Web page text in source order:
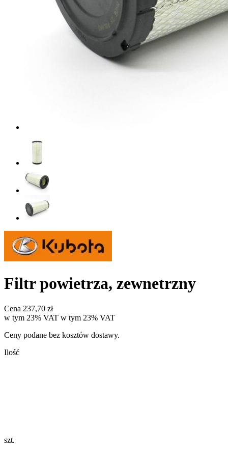
Filtr powietrza, zewnetrzny
Cena 237,70 zł
w tym 23% VAT w tym 23% VAT
Ceny podane bez kosztów dostawy.
Ilość
szt.